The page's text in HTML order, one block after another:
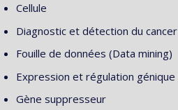
Cellule
Diagnostic et détection du cancer
Fouille de données (Data mining)
Expression et régulation génique
Gène suppresseur